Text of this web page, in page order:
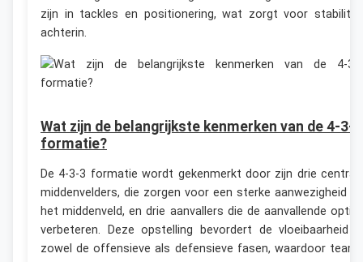
zijn in tackles en positionering, wat zorgt voor
achterin.
Wat zijn de belangrijkste kenmerken van de 4-3-3
formatie?
De 4-3-3 formatie wordt gekenmerkt door zijn drie
middenvelders, die zorgen voor een sterke aanwezigheid
het middenveld, en drie aanvallers die de aanvallende
verbeteren. Deze opstelling bevordert de vloeibaarheid
zowel de offensieve als defensieve fasen, waardoor